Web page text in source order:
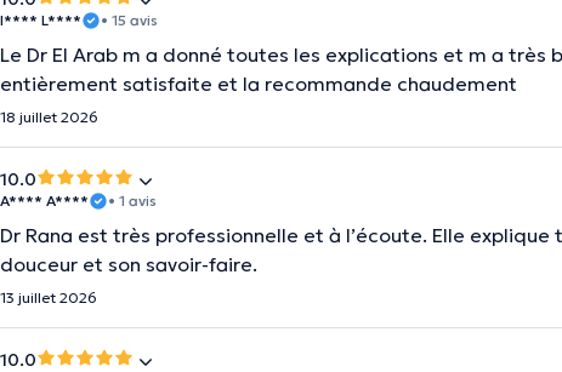
I**** L**** • 15 avis
Le Dr El Arab m a donné toutes les explications et m a
entièrement satisfaite et la recommande chaudement
18 juillet 2026
10.0
A**** A**** • 1 avis
Dr Rana est très professionnelle et à l’écoute. Elle
douceur et son savoir-faire.
13 juillet 2026
10.0